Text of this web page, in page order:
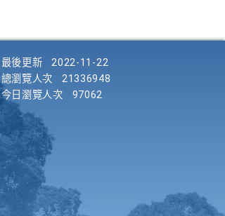
最後更新
2022-11-22
總瀏覽人次
21336948
今日瀏覽人次
97062